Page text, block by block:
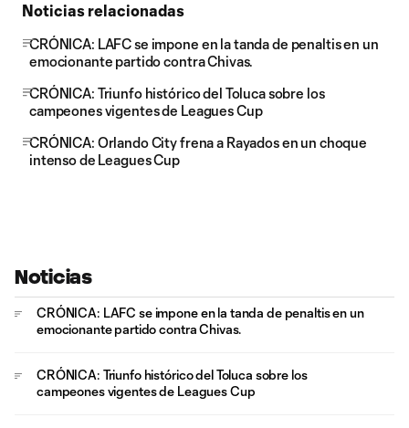
Noticias relacionadas
CRÓNICA: LAFC se impone en la tanda de penaltis en un
emocionante partido contra Chivas.
CRÓNICA: Triunfo histórico del Toluca sobre los
campeones vigentes de Leagues Cup
CRÓNICA: Orlando City frena a Rayados en un choque
intenso de Leagues Cup
Noticias
CRÓNICA: LAFC se impone en la tanda de penaltis en un
emocionante partido contra Chivas.
CRÓNICA: Triunfo histórico del Toluca sobre los
campeones vigentes de Leagues Cup